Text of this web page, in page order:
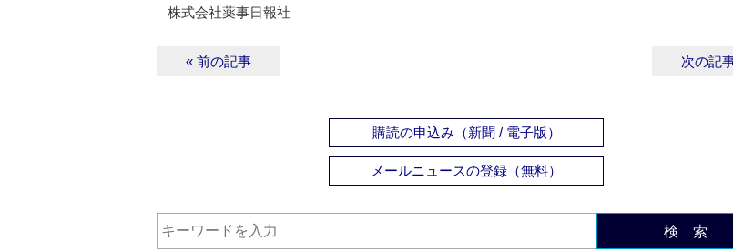
株式会社薬事日報社
« 前の記事 次の記
購読の申込み（新聞 / 電子版）
メールニュースの登録（無料）
検 索